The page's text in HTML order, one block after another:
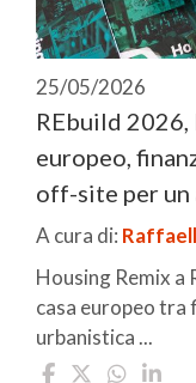
25/05/2026
REbuild 2026,
europeo,
off-site per
A cura di:
Housing Remix a
casa europeo tra
urbanistica ...